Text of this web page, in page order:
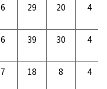
6 29 20 4
6 39 30 4
7 18 8 4